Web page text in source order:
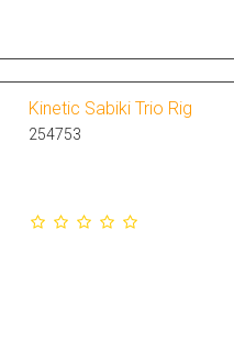
Kinetic Sabiki Trio Rig
254753